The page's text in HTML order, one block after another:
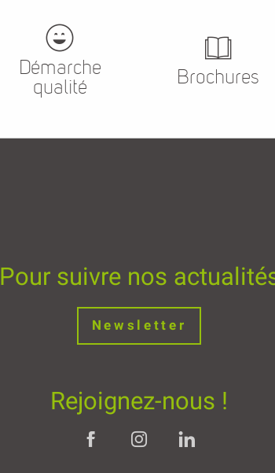
Démarche
qualité
Brochures
Pour suivre nos
Newsletter
Rejoignez-nous !